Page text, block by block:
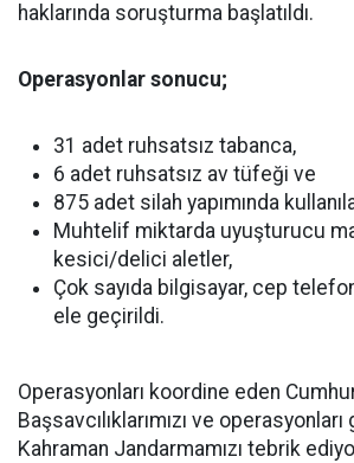
haklarında soruşturma başlatıldı.
Operasyonlar sonucu;
31 adet ruhsatsız tabanca,
6 adet ruhsatsız av tüfeği ve
875 adet silah yapımında
Muhtelif miktarda uyuşturucu
kesici/delici aletler,
Çok sayıda bilgisayar, cep
ele geçirildi.
Operasyonları koordine eden
Başsavcılıklarımızı ve
Kahraman Jandarmamızı tebrik